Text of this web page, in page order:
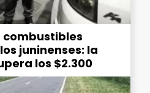
combustibles
juninenses: la
los $2.300